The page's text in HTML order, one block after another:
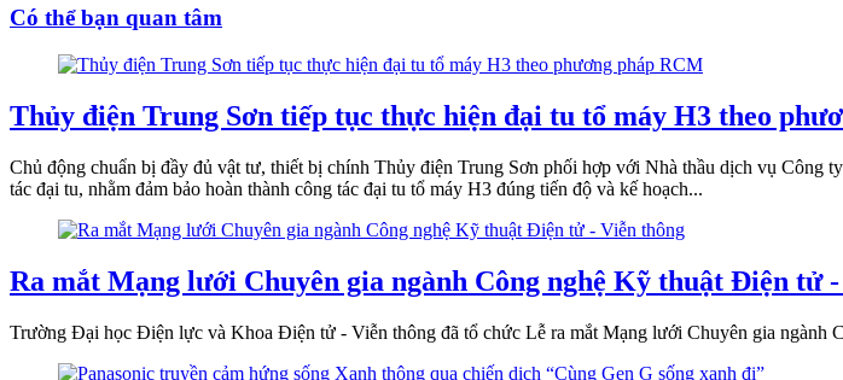
Có thể bạn quan tâm
Thủy điện Trung Sơn tiếp tục thực hiện đại tu tổ máy H3 theo
Chủ động chuẩn bị đầy đủ vật tư, thiết bị chính Thủy điện Trung Sơn phối hợp với Nhà thầu dịch vụ
tác đại tu, nhằm đảm bảo hoàn thành công tác đại tu tổ máy H3 đúng tiến độ và kế hoạch...
Ra mắt Mạng lưới Chuyên gia ngành Công nghệ Kỹ thuật Điện tử
Trường Đại học Điện lực và Khoa Điện tử - Viễn thông đã tổ chức Lễ ra mắt Mạng lưới Chuyên gia ngành